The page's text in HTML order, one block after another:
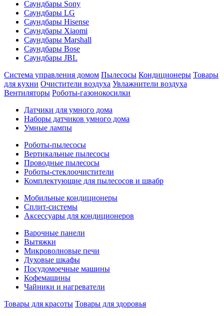
Саундбары Sony
Саундбары LG
Саундбары Hisense
Саундбары Xiaomi
Саундбары Marshall
Саундбары Bose
Саундбары JBL
Система управления домом Пылесосы Кондиционеры Товары
для кухни Очистители воздуха Увлажнители воздуха
Вентиляторы Роботы-газонокосилки
Датчики для умного дома
Наборы датчиков умного дома
Умные лампы
Роботы-пылесосы
Вертикальные пылесосы
Проводные пылесосы
Роботы-стеклоочистители
Комплектующие для пылесосов и швабр
Мобильные кондиционеры
Сплит-системы
Аксессуары для кондиционеров
Варочные панели
Вытяжки
Микроволновые печи
Духовые шкафы
Посудомоечные машины
Кофемашины
Чайники и нагреватели
Товары для красоты Товары для здоровья